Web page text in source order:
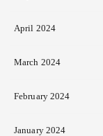
April 2024
March 2024
February 2024
January 2024